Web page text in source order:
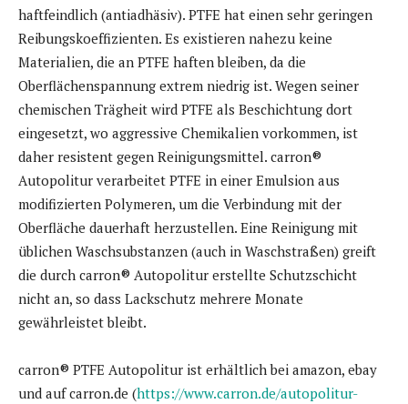
haftfeindlich (antiadhäsiv). PTFE hat einen sehr geringen
Reibungskoeffizienten. Es existieren nahezu keine
Materialien, die an PTFE haften bleiben, da die
Oberflächenspannung extrem niedrig ist. Wegen seiner
chemischen Trägheit wird PTFE als Beschichtung dort
eingesetzt, wo aggressive Chemikalien vorkommen, ist
daher resistent gegen Reinigungsmittel. carron®
Autopolitur verarbeitet PTFE in einer Emulsion aus
modifizierten Polymeren, um die Verbindung mit der
Oberfläche dauerhaft herzustellen. Eine Reinigung mit
üblichen Waschsubstanzen (auch in Waschstraßen) greift
die durch carron® Autopolitur erstellte Schutzschicht
nicht an, so dass Lackschutz mehrere Monate
gewährleistet bleibt.
carron® PTFE Autopolitur ist erhältlich bei amazon, ebay
und auf carron.de (https://www.carron.de/autopolitur-